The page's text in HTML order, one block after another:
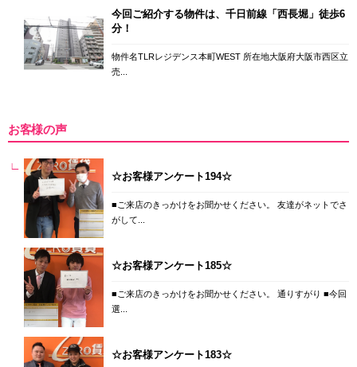
今回ご紹介する物件は、千日前線「西長堀」徒歩6
分！
物件名TLRレジデンス本町WEST 所在地大阪府大阪市西区立
売...
お客様の声
☆お客様アンケート194☆
■ご来店のきっかけをお聞かせください。 友達がネットでさ
がして...
☆お客様アンケート185☆
■ご来店のきっかけをお聞かせください。 通りすがり ■今回
選...
☆お客様アンケート183☆